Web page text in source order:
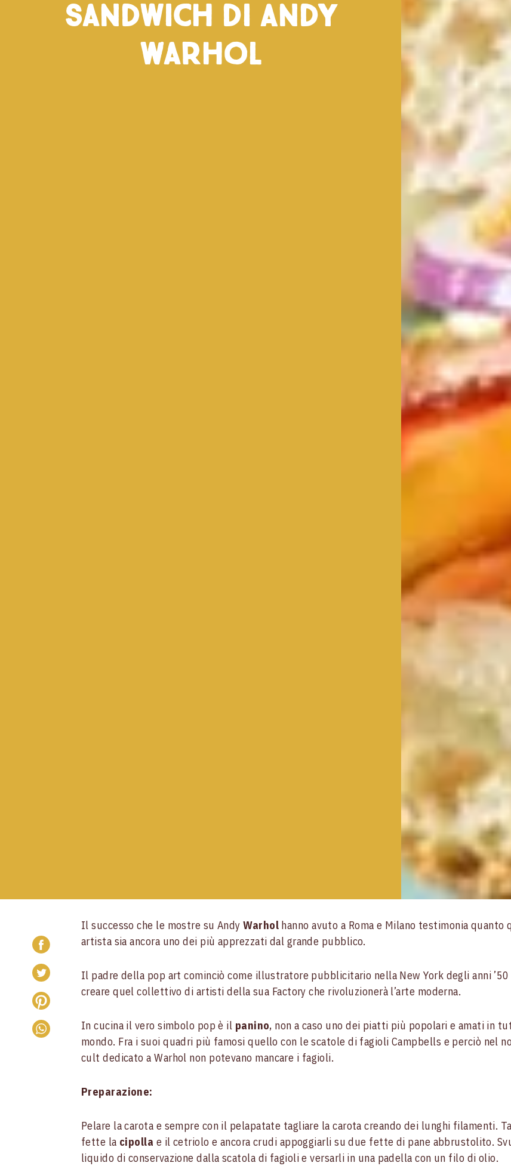
sandwich di Andy
Warhol
Il successo che le mostre su AndyWarholhanno avuto a Roma e Milano testimonia quanto
artista sia ancora uno dei più apprezzati dal grande pubblico.
Il padre della pop art cominciò come illustratore pubblicitario nella New York degli anni
creare quel collettivo di artisti della sua Factory che rivoluzionerà l’arte moderna.
In cucina il vero simbolo pop è il panino, non a caso uno dei piatti più popolari e amati in
mondo. Fra i suoi quadri più famosi quello con le scatole di fagioli Campbells e perciò nel
cult dedicato a Warhol non potevano mancare i fagioli.
Preparazione:
Pelare la carota e sempre con il pelapatate tagliare la carota creando dei lunghi filamenti.
fette la cipolla e il cetriolo e ancora crudi appoggiarli su due fette di pane abbrustolito.
liquido di conservazione dalla scatola di fagioli e versarli in una padella con un filo di olio.